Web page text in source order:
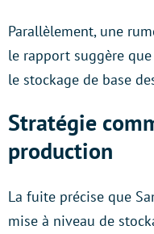
Parallèlement, une
le rapport suggère
le stockage de base
Stratégie
production
La fuite précise que
mise à niveau de